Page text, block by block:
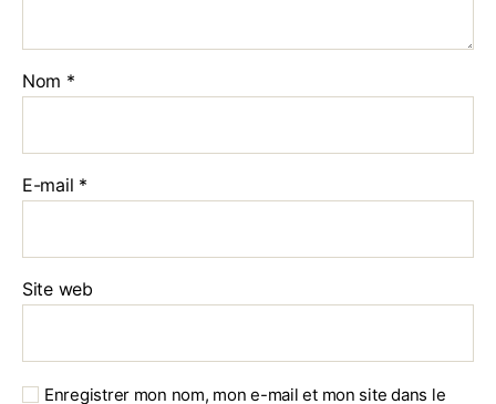
Nom *
E-mail *
Site web
Enregistrer mon nom, mon e-mail et mon site dans le